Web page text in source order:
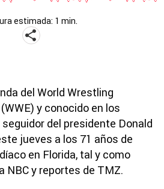
estimada: 1 min.
del World Wrestling
y conocido en los
del presidente Donald
jueves a los 71 años de
en Florida, tal y como
NBC y reportes de TMZ.